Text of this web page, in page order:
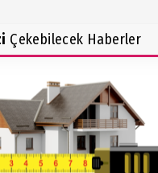
Çekebilecek Haberler